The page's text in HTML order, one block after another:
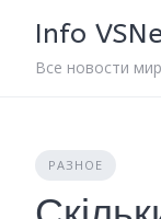
content
Info
Все новости
РАЗНОЕ